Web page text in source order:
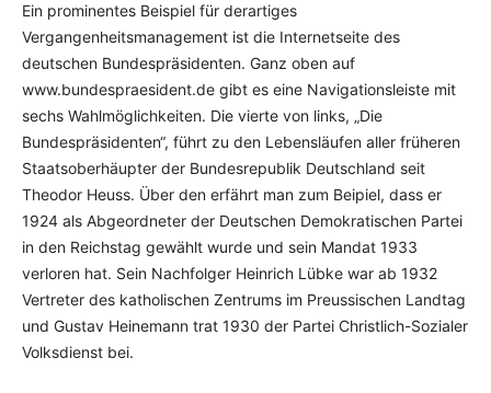
Ein prominentes Beispiel für derartiges
Vergangenheitsmanagement ist die Internet­seite des
deutschen Bundespräsidenten. Ganz oben auf
www.bundespraesident.de gibt es eine Navigationsleiste mit
sechs Wahlmöglichkeiten. Die vierte von links, „Die
Bundespräsidenten“, führt zu den Lebens­läufen aller früheren
Staatsoberhäupter der Bundesrepublik Deutschland seit
Theodor Heuss. Über den erfährt man zum Beipiel, dass er
1924 als Abgeordneter der Deutschen Demo­kratischen Partei
in den Reichstag gewählt wurde und sein Mandat 1933
verloren hat. Sein Nachfolger Heinrich Lübke war ab 1932
Vertreter des katholischen Zentrums im Preussischen Landtag
und Gustav Heinemann trat 1930 der Partei Christ­lich-Sozialer
Volksdienst bei.